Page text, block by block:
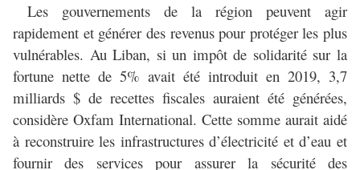
Les gouvernements de la région peuvent agir
rapidement et générer des revenus pour protéger les plus
vulnérables. Au Liban, si un impôt de solidarité sur la
fortune nette de 5% avait été introduit en 2019, 3,7
milliards $ de recettes fiscales auraient été générées,
considère Oxfam International. Cette somme aurait aidé
à reconstruire les infrastructures d’électricité et d’eau et
fournir des services pour assurer la sécurité des